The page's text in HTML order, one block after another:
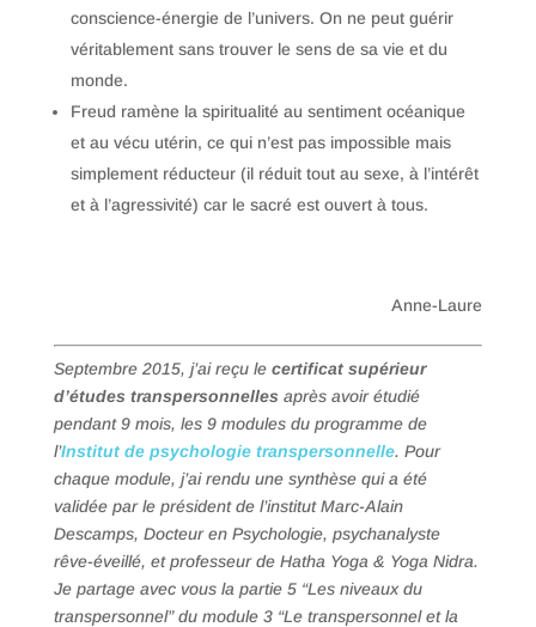
conscience-énergie de l’univers. On ne peut guérir
véritablement sans trouver le sens de sa vie et du
monde.
Freud ramène la spiritualité au sentiment océanique
et au vécu utérin, ce qui n’est pas impossible mais
simplement réducteur (il réduit tout au sexe, à l’intérêt
et à l’agressivité) car le sacré est ouvert à tous.
Anne-Laure
Septembre 2015, j’ai reçu le certificat supérieur
d’études transpersonnelles après avoir étudié
pendant 9 mois, les 9 modules du programme de
l’Institut de psychologie transpersonnelle. Pour
chaque module, j’ai rendu une synthèse qui a été
validée par le président de l’institut Marc-Alain
Descamps, Docteur en Psychologie, psychanalyste
rêve-éveillé, et professeur de Hatha Yoga & Yoga Nidra.
Je partage avec vous la partie 5 “Les niveaux du
transpersonnel” du module 3 “Le transpersonnel et la